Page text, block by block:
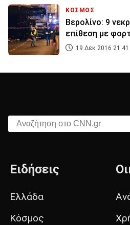
ΚΟΣΜΟΣ
Βερολίνο: 9
επίθεση με
19 Δεκ 2016 21:41
Αναζήτηση στο CNN.gr
Ειδήσεις
Ελλάδα
Κόσμος